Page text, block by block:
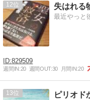
12 失はれ
最近やっと
829509
週間IN:20 週間OUT:30 月間IN:20
13 ピリオド